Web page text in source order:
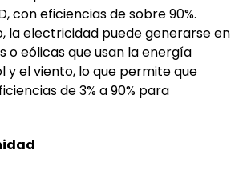
con eficiencias de sobre 90%.
la electricidad puede generarse en
o eólicas que usan la energía
y el viento, lo que permite que
de 3% a 90% para